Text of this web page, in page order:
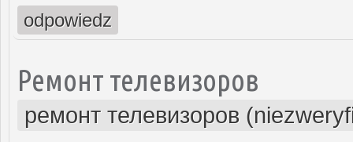
odpowiedz
Ремонт телевизоров
ремонт телевизоров